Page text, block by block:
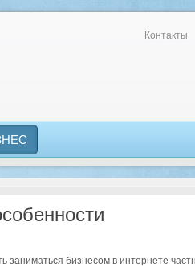
Контакты
заниматься бизнесом в интернете